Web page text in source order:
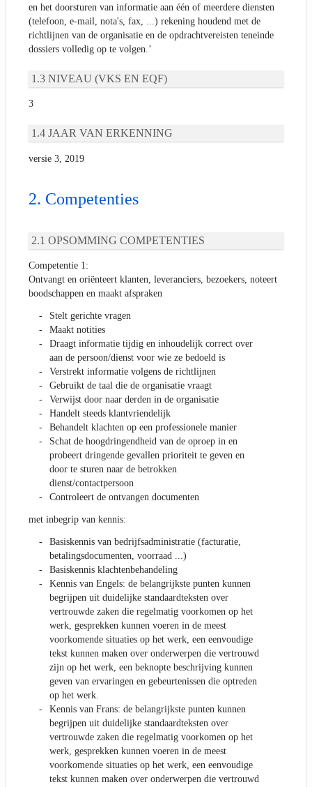
en het doorsturen van informatie aan één of meerdere diensten
(telefoon, e-mail, nota's, fax, ...) rekening houdend met de
richtlijnen van de organisatie en de opdrachtvereisten teneinde
dossiers volledig op te volgen.’
NIVEAU (VKS EN EQF)
3
JAAR VAN ERKENNING
versie 3, 2019
Competenties
OPSOMMING COMPETENTIES
Competentie 1:
Ontvangt en oriënteert klanten, leveranciers, bezoekers, noteert
boodschappen en maakt afspraken
Stelt gerichte vragen
Maakt notities
Draagt informatie tijdig en inhoudelijk correct over
aan de persoon/dienst voor wie ze bedoeld is
Verstrekt informatie volgens de richtlijnen
Gebruikt de taal die de organisatie vraagt
Verwijst door naar derden in de organisatie
Handelt steeds klantvriendelijk
Behandelt klachten op een professionele manier
Schat de hoogdringendheid van de oproep in en
probeert dringende gevallen prioriteit te geven en
door te sturen naar de betrokken
dienst/contactpersoon
Controleert de ontvangen documenten
met inbegrip van kennis:
Basiskennis van bedrijfsadministratie (facturatie,
betalingsdocumenten, voorraad ...)
Basiskennis klachtenbehandeling
Kennis van Engels: de belangrijkste punten kunnen
begrijpen uit duidelijke standaardteksten over
vertrouwde zaken die regelmatig voorkomen op het
werk, gesprekken kunnen voeren in de meest
voorkomende situaties op het werk, een eenvoudige
tekst kunnen maken over onderwerpen die vertrouwd
zijn op het werk, een beknopte beschrijving kunnen
geven van ervaringen en gebeurtenissen die optreden
op het werk.
Kennis van Frans: de belangrijkste punten kunnen
begrijpen uit duidelijke standaardteksten over
vertrouwde zaken die regelmatig voorkomen op het
werk, gesprekken kunnen voeren in de meest
voorkomende situaties op het werk, een eenvoudige
tekst kunnen maken over onderwerpen die vertrouwd